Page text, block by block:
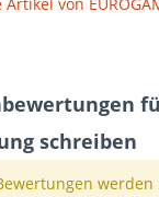
für
schreiben